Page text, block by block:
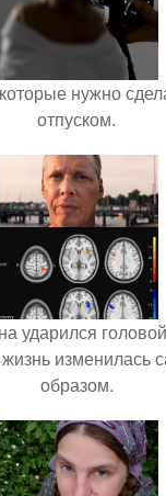
нужно
отпуском.
ударился
жизнь
образом.